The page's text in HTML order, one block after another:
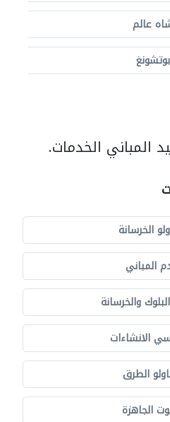
عالم
بوتشونغ
المباني الخدمات.
الخرسانة
المباني
والخرسانة
الانشاءات
الطرق
الجاهزة